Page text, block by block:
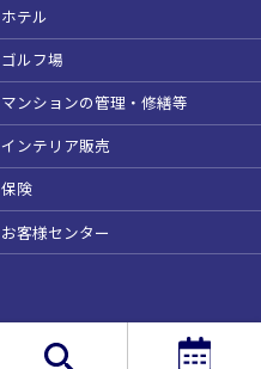
ホテル
ゴルフ場
マンションの管理・修繕等
インテリア販売
保険
お客様センター